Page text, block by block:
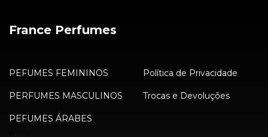
France Perfumes
PEFUMES FEMININOS
PERFUMES MASCULINOS
PEFUMES ÁRABES
Política de Privacidade
Trocas e Devoluções